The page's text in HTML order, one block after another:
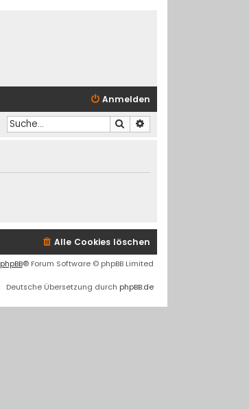
Anmelden
Suche
Alle Cookies löschen
phpBB® Forum Software © phpBB Limited
Deutsche Übersetzung durch phpBB.de